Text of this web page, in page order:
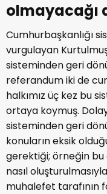
olmayacağı
Cumhurbaşkanlığı
vurgulayan
sisteminden geri
referandum iki de
halkımız üç kez bu
ortaya koymuş.
sisteminden geri
konuların eksik
gerektiği; örneğin bu
nasıl
muhalefet tarafının